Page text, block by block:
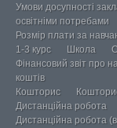
Умови досупності
освітніми потребами
Розмір плати за
1-3 курс
Школа
Фінансовий звіт про
коштів
Кошторис
Дистанційна робота
Дистанційна робота